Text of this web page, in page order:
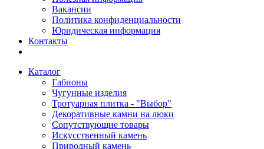
Вакансии
Политика конфиденциальности
Юридическая информация
Контакты
Каталог
Габионы
Чугунные изделия
Тротуарная плитка - "Выбор"
Декоративные камни на люки
Сопутствующие товары
Искусственный камень
Природный камень